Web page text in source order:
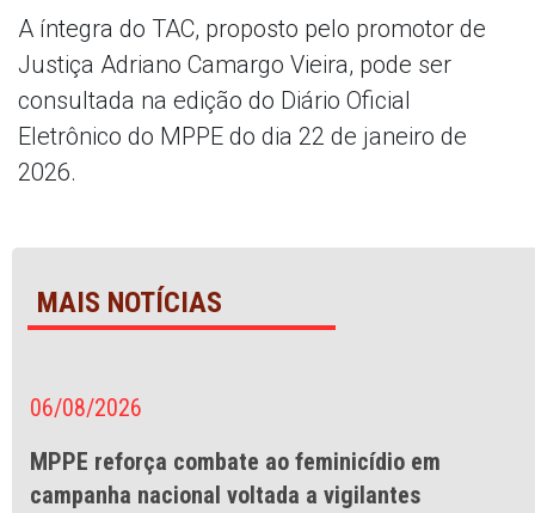
A íntegra do TAC, proposto pelo promotor de
Justiça Adriano Camargo Vieira, pode ser
consultada na edição do Diário Oficial
Eletrônico do MPPE do dia 22 de janeiro de
2026.
MAIS NOTÍCIAS
06/08/2026
MPPE reforça combate ao feminicídio em
campanha nacional voltada a vigilantes